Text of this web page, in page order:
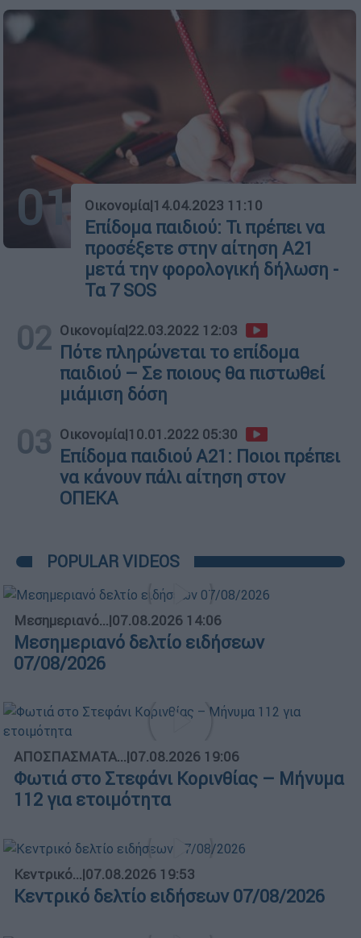
01 Οικονομία|14.04.2023 11:10
Επίδομα παιδιού: Τι πρέπει να
προσέξετε στην αίτηση Α21
μετά την φορολογική δήλωση -
Τα 7 SOS
02 Οικονομία|22.03.2022 12:03
Πότε πληρώνεται το επίδομα
παιδιού – Σε ποιους θα πιστωθεί
μιάμιση δόση
03 Οικονομία|10.01.2022 05:30
Επίδομα παιδιού Α21: Ποιοι πρέπει
να κάνουν πάλι αίτηση στον
ΟΠΕΚΑ
POPULAR VIDEOS
Μεσημεριανό...|07.08.2026 14:06
Μεσημεριανό δελτίο ειδήσεων
07/08/2026
ΑΠΟΣΠΑΣΜΑΤΑ...|07.08.2026 19:06
Φωτιά στο Στεφάνι Κορινθίας – Μήνυμα
112 για ετοιμότητα
Κεντρικό...|07.08.2026 19:53
Κεντρικό δελτίο ειδήσεων 07/08/2026